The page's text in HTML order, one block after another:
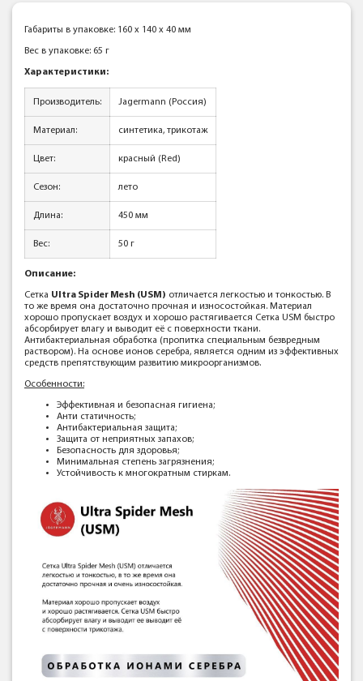
Габариты в упаковке: 160 x 140 x 40 мм
Вес в упаковке: 65 г
Характеристики:
Производитель: Jagermann (Россия)
Материал: синтетика, трикотаж
Цвет: красный (Red)
Сезон: лето
Длина: 450 мм
Вес: 50 г
Описание:
Сетка Ultra Spider Mesh (USM) отличается легкостью и тонкостью. В
то же время она достаточно прочная и износостойкая. Материал
хорошо пропускает воздух и хорошо растягивается Сетка USM быстро
абсорбирует влагу и выводит её с поверхности ткани.
Антибактериальная обработка (пропитка специальным безвредным
раствором). На основе ионов серебра, является одним из эффективных
средств препятствующим развитию микроорганизмов.
Особенности:
Эффективная и безопасная гигиена;
Анти статичность;
Антибактериальная защита;
Защита от неприятных запахов;
Безопасность для здоровья;
Минимальная степень загрязнения;
Устойчивость к многократным стиркам.